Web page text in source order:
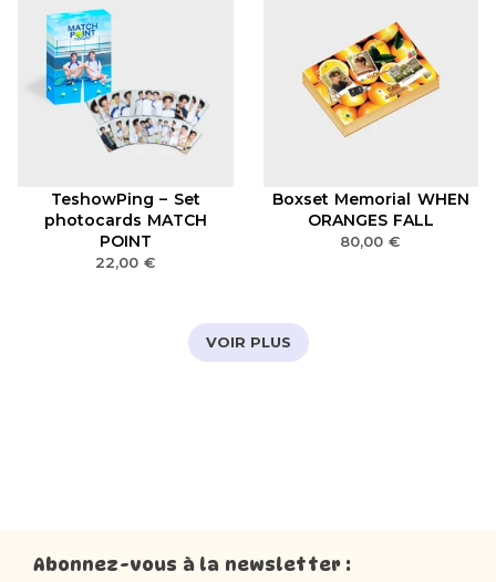
TeshowPing – Set
photocards MATCH
POINT
22,00 €
Boxset Memorial WHEN
ORANGES FALL
80,00€
VOIR PLUS
Abonnez-vous à la newsletter :